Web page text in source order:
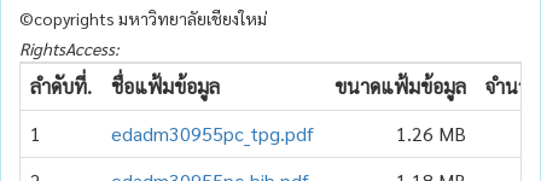
©copyrights มหาวิทยาลัยเชียงใหม่
RightsAccess:
ลำดับที่. ชื่อแฟ้มข้อมูล ขนาดแฟ้มข้อมูล
จำนว
1
edadm30955pc_tpg.pdf
1.26 MB